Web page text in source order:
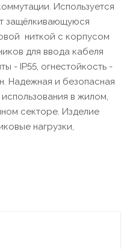
Используется
защёлкивающуюся
ниткой с корпусом
для ввода кабеля
- IP55, огнестойкость -
Надежная и безопасная
в жилом,
секторе. Изделие
нагрузки,